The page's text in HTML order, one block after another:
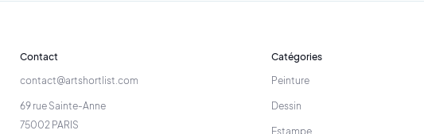
Contact
contact@artshortlist.com
69 rue Sainte-Anne
75002 PARIS
Catégories
Peinture
Dessin
Estampe